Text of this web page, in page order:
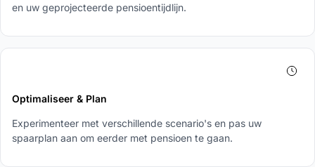
en uw geprojecteerde pensioentijdlijn.
Optimaliseer & Plan
Experimenteer met verschillende scenario's en pas uw
spaarplan aan om eerder met pensioen te gaan.